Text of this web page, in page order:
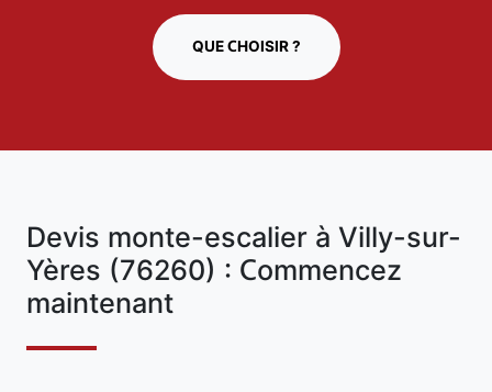
QUE CHOISIR ?
Devis monte-escalier à Villy-sur-
Yères (76260) : Commencez
maintenant